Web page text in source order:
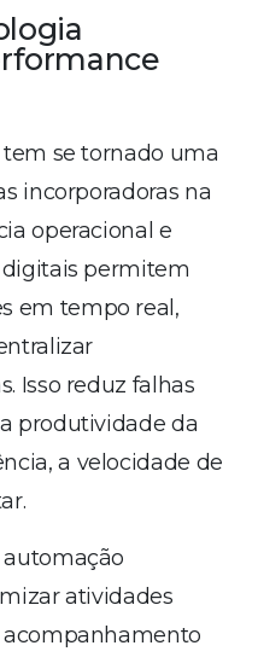
tem se tornado uma
incorporadoras na
operacional e
permitem
em tempo real,
Isso reduz falhas
produtividade da
a velocidade de
automação
atividades